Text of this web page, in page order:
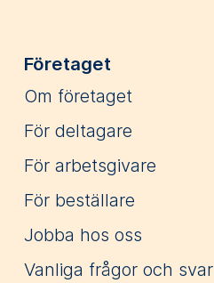
Företaget
Om företaget
För deltagare
För arbetsgivare
För beställare
Jobba hos oss
Vanliga frågor och svar